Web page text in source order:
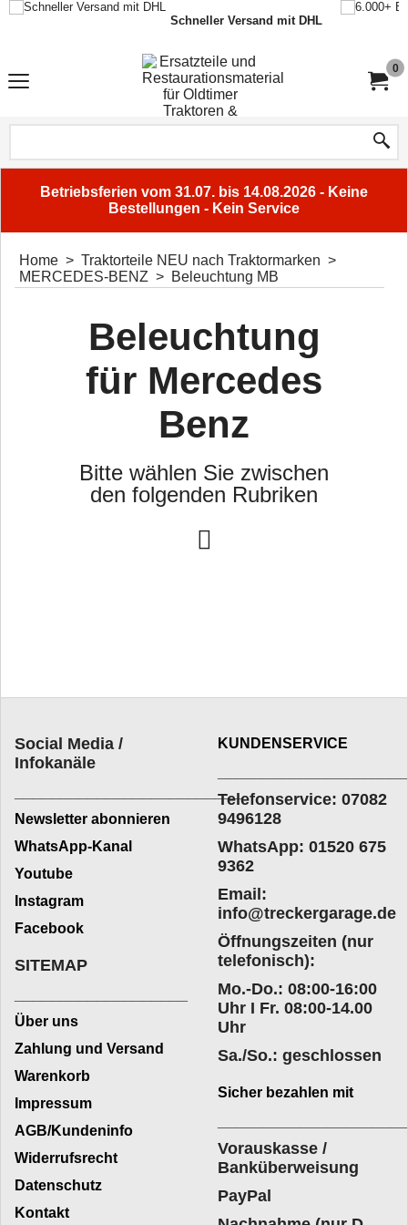
Schneller Versand mit DHL
0
Betriebsferien vom 31.07. bis 14.08.2026 - Keine
Bestellungen - Kein Service
Home > Traktorteile NEU nach Traktormarken >
MERCEDES-BENZ > Beleuchtung MB
Beleuchtung
für Mercedes
Benz
Bitte wählen Sie zwischen
den folgenden Rubriken
Social Media /
Infokanäle
_________________________
Newsletter abonnieren
WhatsApp-Kanal
Youtube
Instagram
Facebook
KUNDENSERVICE
Telefonservice: 07082
9496128
WhatsApp: 01520 675
9362
Email:
info@treckergarage.de
Öffnungszeiten (nur
telefonisch):
Mo.-Do.: 08:00-16:00
Uhr I Fr. 08:00-14.00
Uhr
Sa./So.: geschlossen
SITEMAP
Über uns
Zahlung und Versand
Warenkorb
Impressum
AGB/Kundeninfo
Widerrufsrecht
Datenschutz
Kontakt
Sicher bezahlen mit
Vorauskasse /
Banküberweisung
PayPal